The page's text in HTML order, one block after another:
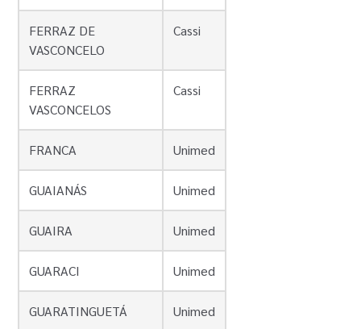
FERRAZ DE
VASCONCELO
Cassi
FERRAZ
VASCONCELOS
Cassi
FRANCA Unimed
GUAIANÁS Unimed
GUAIRA Unimed
GUARACI Unimed
GUARATINGUETÁ Unimed